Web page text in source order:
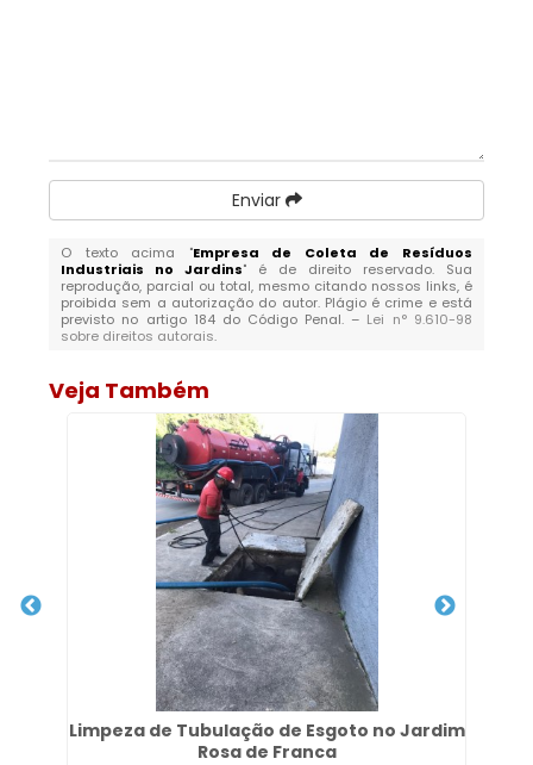
Enviar
O texto acima "Empresa de Coleta de Resíduos
Industriais no Jardins" é de direito reservado. Sua
reprodução, parcial ou total, mesmo citando nossos links, é
proibida sem a autorização do autor. Plágio é crime e está
previsto no artigo 184 do Código Penal. – Lei n° 9.610-98
sobre direitos autorais.
Veja Também
Limpeza de Tubulação de Esgoto no Jardim
Rosa de Franca